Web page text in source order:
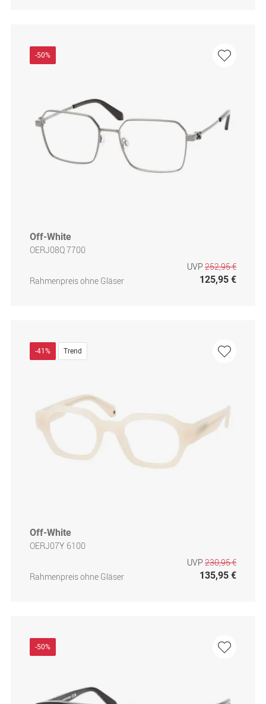
-50%
Off-White
OERJ08Q 7700
Rahmenpreis ohne Gläser
UVP 252,95 €
125,95 €
-41% Trend
Off-White
OERJ07Y 6100
Rahmenpreis ohne Gläser
UVP 230,95 €
135,95 €
-50%